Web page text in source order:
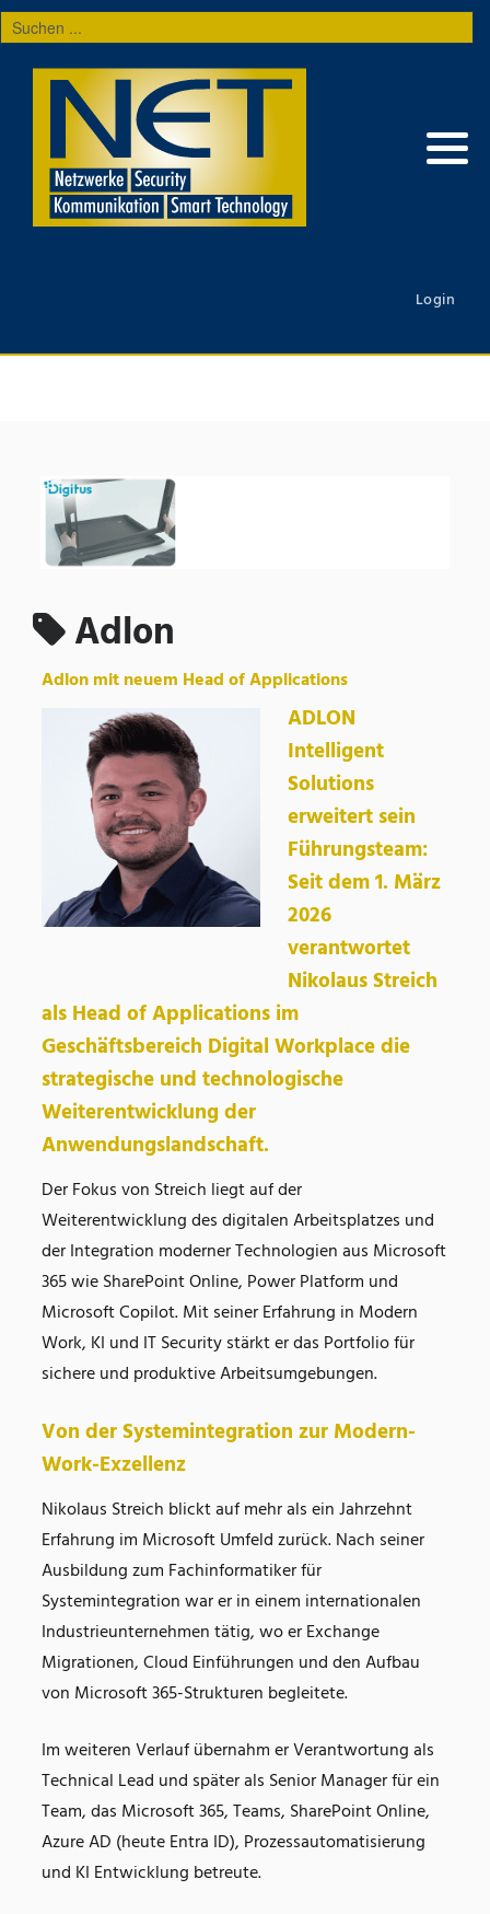
Suchen
...
Login
Adlon
Adlon mit neuem Head of Applications
ADLON
Intelligent
Solutions
erweitert sein
Führungsteam:
Seit dem 1. März
2026
verantwortet
Nikolaus Streich
als Head of Applications im
Geschäftsbereich Digital Workplace die
strategische und technologische
Weiterentwicklung der
Anwendungslandschaft.
Der Fokus von Streich liegt auf der
Weiterentwicklung des digitalen Arbeitsplatzes und
der Integration moderner Technologien aus Microsoft
365 wie SharePoint Online, Power Platform und
Microsoft Copilot. Mit seiner Erfahrung in Modern
Work, KI und IT Security stärkt er das Portfolio für
sichere und produktive Arbeitsumgebungen.
Von der Systemintegration zur Modern-
Work-Exzellenz
Nikolaus Streich blickt auf mehr als ein Jahrzehnt
Erfahrung im Microsoft Umfeld zurück. Nach seiner
Ausbildung zum Fachinformatiker für
Systemintegration war er in einem internationalen
Industrieunternehmen tätig, wo er Exchange
Migrationen, Cloud Einführungen und den Aufbau
von Microsoft 365-Strukturen begleitete.
Im weiteren Verlauf übernahm er Verantwortung als
Technical Lead und später als Senior Manager für ein
Team, das Microsoft 365, Teams, SharePoint Online,
Azure AD (heute Entra ID), Prozessautomatisierung
und KI Entwicklung betreute.